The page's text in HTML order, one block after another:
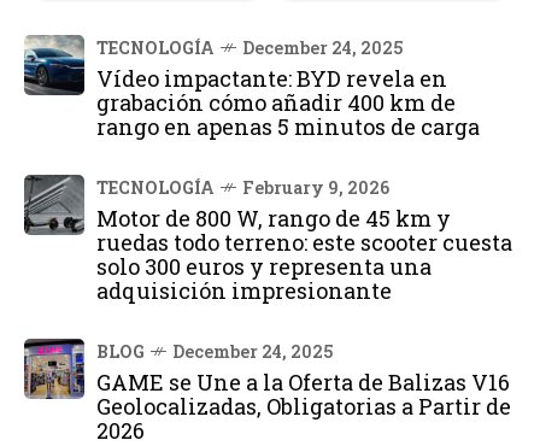
TECNOLOGÍA December 24, 2025
Vídeo impactante: BYD revela en
grabación cómo añadir 400 km de
rango en apenas 5 minutos de carga
TECNOLOGÍA February 9, 2026
Motor de 800 W, rango de 45 km y
ruedas todo terreno: este scooter cuesta
solo 300 euros y representa una
adquisición impresionante
BLOG December 24, 2025
GAME se Une a la Oferta de Balizas V16
Geolocalizadas, Obligatorias a Partir de
2026